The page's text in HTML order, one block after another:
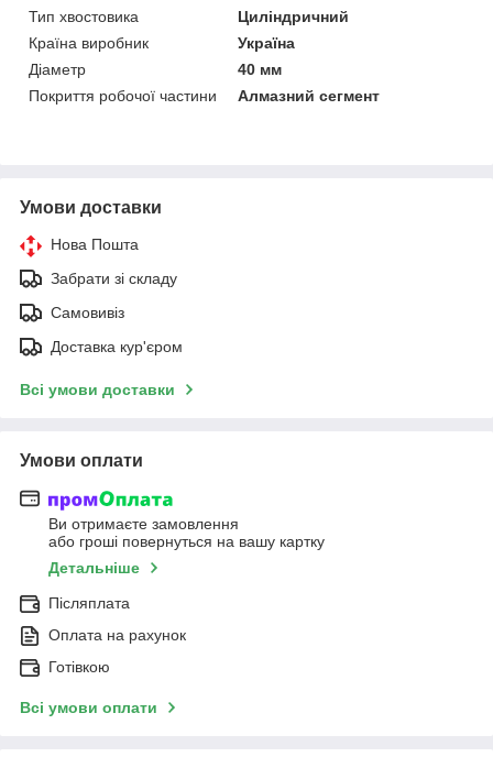
Тип хвостовика
Циліндричний
Країна виробник
Україна
Діаметр
40 мм
Покриття робочої частини
Алмазний сегмент
Умови доставки
Нова Пошта
Забрати зі складу
Самовивіз
Доставка кур'єром
Всі умови доставки
Умови оплати
Ви отримаєте замовлення
або гроші повернуться на вашу картку
Детальніше
Післяплата
Оплата на рахунок
Готівкою
Всі умови оплати